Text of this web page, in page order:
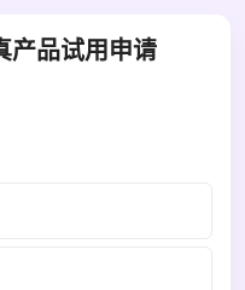
产品试用申请